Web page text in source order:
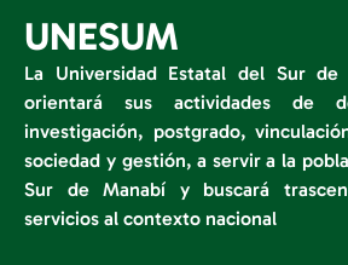
UNESUM
La Universidad Estatal del Sur de
orientará sus actividades de
investigación, postgrado,
sociedad y gestión, a servir a la
Sur de Manabí y buscará
servicios al contexto nacional